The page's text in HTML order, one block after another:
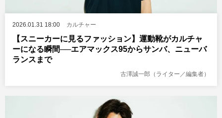
2026.01.31 18:00 カルチャー
【スニーカーに見るファッション】運動靴がカルチャ
ーになる瞬間──エアマックス95からサンバ、ニューバ
ランスまで
古澤誠一郎（ライター／編集者）